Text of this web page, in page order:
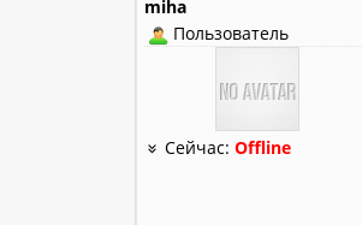
miha
Пользователь
Сейчас:Offline